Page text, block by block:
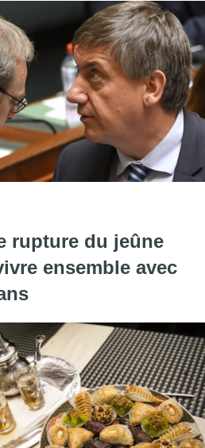
rupture du jeûne
ensemble avec